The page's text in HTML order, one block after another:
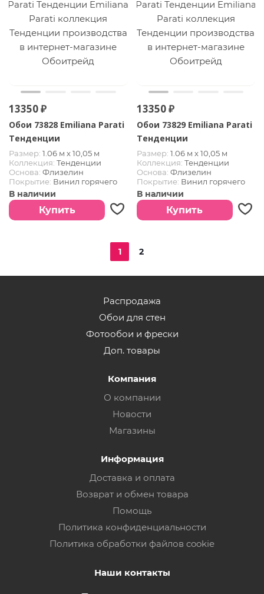
13350 ₽
Обои 73828 Emiliana Parati
Тенденции
Размер: 1.06 м х 10,05 м
Коллекция: Тенденции
Основа: Флизелин
Покрытие: Винил горячего
тиснения
В наличии
Купить
13350 ₽
Обои 73829 Emiliana Parati
Тенденции
Размер: 1.06 м х 10,05 м
Коллекция: Тенденции
Основа: Флизелин
Покрытие: Винил горячего
тиснения
В наличии
Купить
1 2
Распродажа
Обои для стен
Фотообои и фрески
Доп. товары
Компания
О компании
Новости
Магазины
Информация
Доставка и оплата
Возврат и обмен товара
Помощь
Политика конфиденциальности
Политика обработки файлов cookie
Наши контакты